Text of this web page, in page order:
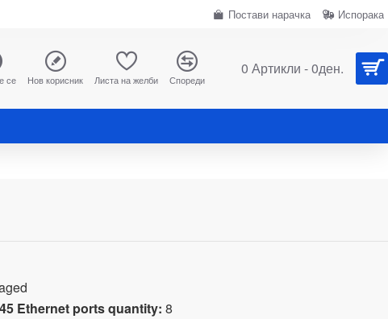
Постави нарачка Испорака
се Нов корисник Листа на желби Спореди
0 Артикли - 0ден.
Ethernet ports quantity: 8